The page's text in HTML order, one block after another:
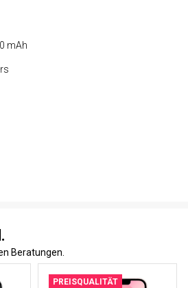
mAh
Beratungen.
PREISQUALITÄT